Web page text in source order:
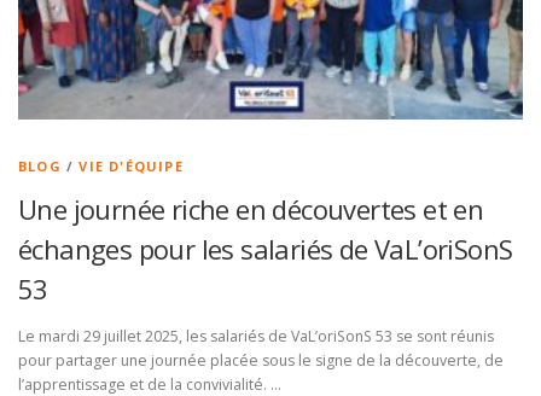
BLOG /VIE D'ÉQUIPE
Une journée riche en découvertes et en
échanges pour les salariés de VaL’oriSonS
53
Le mardi 29 juillet 2025, les salariés de VaL’oriSonS 53 se sont réunis
pour partager une journée placée sous le signe de la découverte, de
l’apprentissage et de la convivialité. …